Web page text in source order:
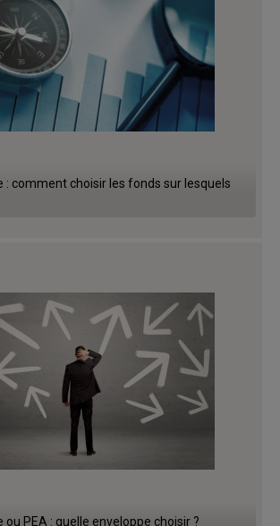
: comment choisir les fonds sur lesquels
ou PEA : quelle enveloppe choisir ?